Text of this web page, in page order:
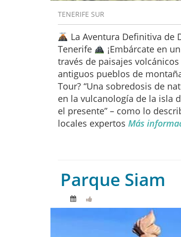
TENERIFE SUR
La Aventura Definitiva de
Tenerife
¡Embárcate en
través de paisajes
antiguos pueblos de
Tour? “Una sobredosis de
en la vulcanología de la isla
el presente” – como lo
locales expertos Más
Parque Siam